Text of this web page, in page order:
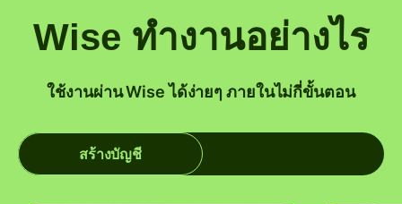
Wise ทำงานอย่างไร
ใช้งานผ่าน Wise ได้ง่ายๆ ภายในไม่กี่ขั้นตอน
สร้างบัญชี